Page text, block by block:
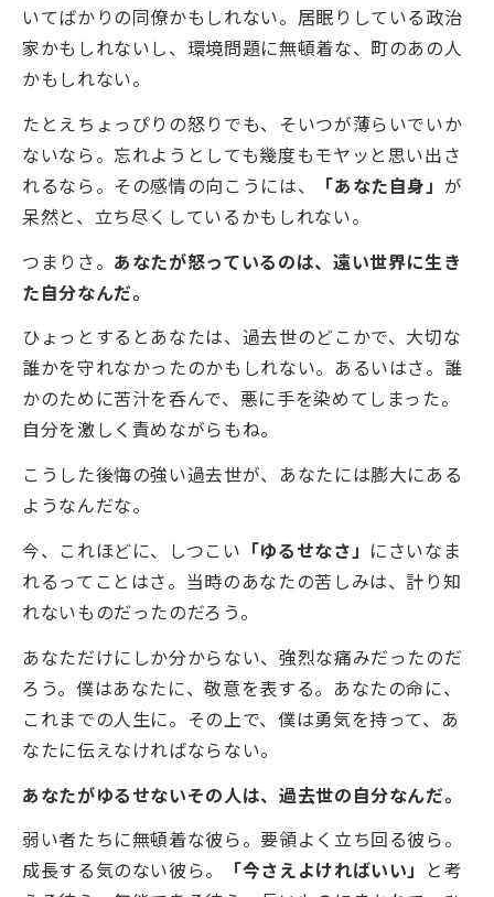
いてばかりの同僚かもしれない。居眠りしている政治
家かもしれないし、環境問題に無頓着な、町のあの人
かもしれない。
たとえちょっぴりの怒りでも、そいつが薄らいでいか
ないなら。忘れようとしても幾度もモヤッと思い出さ
れるなら。その感情の向こうには、
「あなた自身」 が
呆然と、立ち尽くしているかもしれない。
つまりさ。 あなたが怒っているのは、遠い世界に生き
た自分なんだ。
ひょっとするとあなたは、過去世のどこかで、大切な
誰かを守れなかったのかもしれない。あるいはさ。誰
かのために苦汁を呑んで、悪に手を染めてしまった。
自分を激しく責めながらもね。
こうした後悔の強い過去世が、あなたには膨大にある
ようなんだな。
今、これほどに、しつこい 「ゆるせなさ」 にさいなま
れるってことはさ。当時のあなたの苦しみは、計り知
れないものだったのだろう。
あなただけにしか分からない、強烈な痛みだったのだ
ろう。僕はあなたに、敬意を表する。あなたの命に、
これまでの人生に。その上で、僕は勇気を持って、あ
なたに伝えなければならない。
あなたがゆるせないその人は、過去世の自分なんだ。
弱い者たちに無頓着な彼ら。要領よく立ち回る彼ら。
成長する気のない彼ら。
「今さえよければいい」 と考